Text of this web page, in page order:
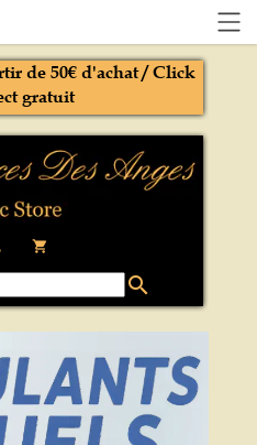
local_grocery_store
de 50€ d'achat / Click
gratuit
search